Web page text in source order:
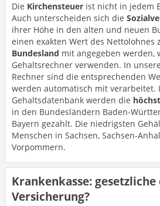
Die Kirchensteuer ist nicht in jedem
Auch unterscheiden sich die
ihrer Höhe in den alten und neuen
einen exakten Wert des Nettolohnes
Bundesland mit angegeben werden,
Gehaltsrechner verwenden. In
Rechner sind die entsprechenden
werden automatisch mit verarbeitet.
Gehaltsdatenbank werden die
in den Bundesländern Baden-
Bayern gezahlt. Die niedrigsten
Menschen in Sachsen, Sachsen-
Vorpommern.
Krankenkasse:
Versicherung?